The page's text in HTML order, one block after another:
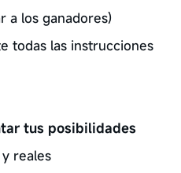
a los ganadores)
todas las instrucciones
tus posibilidades
reales